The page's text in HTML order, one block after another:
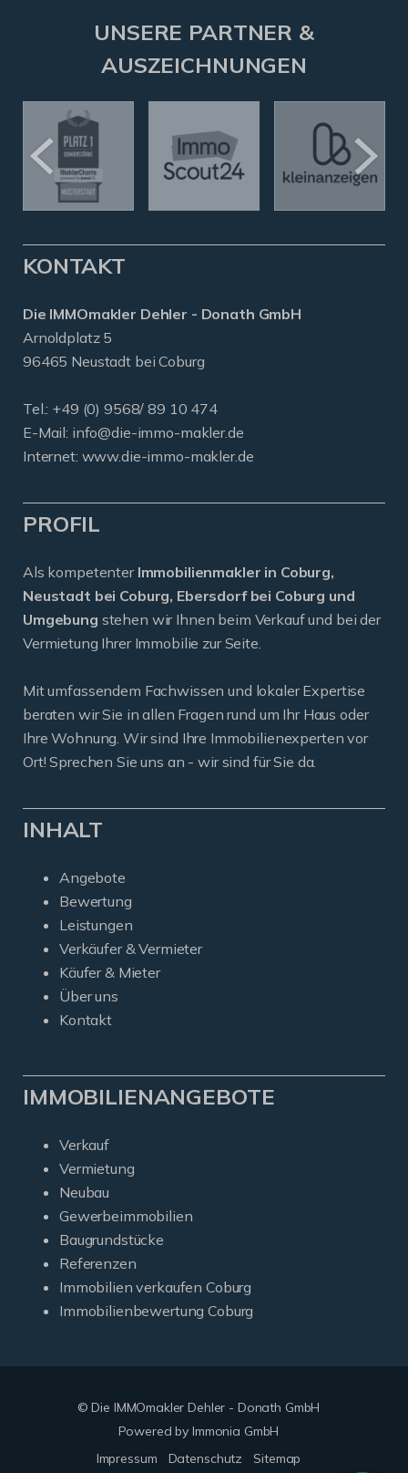
UNSERE PARTNER &
AUSZEICHNUNGEN
KONTAKT
Die IMMOmakler Dehler - Donath GmbH
Arnoldplatz 5
96465 Neustadt bei Coburg
Tel.: +49 (0) 9568/ 89 10 474
E-Mail: info@die-immo-makler.de
Internet: www.die-immo-makler.de
PROFIL
Als kompetenter Immobilienmakler in Coburg,
Neustadt bei Coburg, Ebersdorf bei Coburg und
Umgebung stehen wir Ihnen beim Verkauf und bei der
Vermietung Ihrer Immobilie zur Seite.
Mit umfassendem Fachwissen und lokaler Expertise
beraten wir Sie in allen Fragen rund um Ihr Haus oder
Ihre Wohnung. Wir sind Ihre Immobilienexperten vor
Ort! Sprechen Sie uns an - wir sind für Sie da.
INHALT
Angebote
Bewertung
Leistungen
Verkäufer & Vermieter
Käufer & Mieter
Über uns
Kontakt
IMMOBILIENANGEBOTE
Verkauf
Vermietung
Neubau
Gewerbeimmobilien
Baugrundstücke
Referenzen
Immobilien verkaufen Coburg
Immobilienbewertung Coburg
© Die IMMOmakler Dehler - Donath GmbH
Powered by Immonia GmbH
Impressum
Datenschutz Sitemap